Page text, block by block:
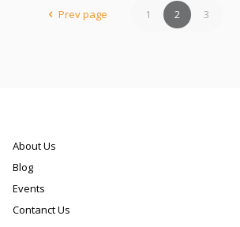
Prev page 1 2 3
About Us
Blog
Events
Contanct Us